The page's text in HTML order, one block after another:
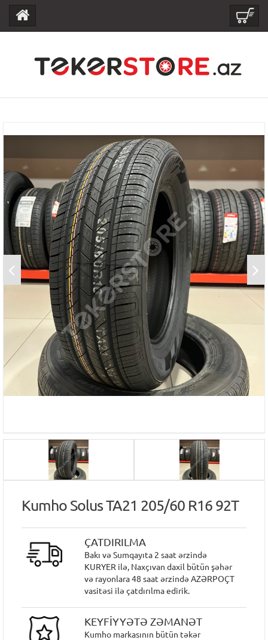
Kumho Solus TA21 205/60 R16 92T
ÇATDIRILMA
Bakı və Sumqayıta 2 saat ərzində
KURYER ilə, Naxçıvan daxil bütün şəhər
və rayonlara 48 saat ərzində AZƏRPOÇT
vasitəsi ilə çatdırılma edirik.
KEYFİYYƏTƏ ZƏMANƏT
Kumho markasının bütün təkər